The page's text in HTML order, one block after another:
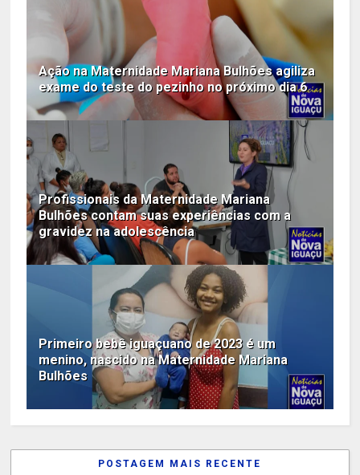
Ação na Maternidade Mariana Bulhões agiliza
exame do teste do pezinho no próximo dia 6
Profissionais da Maternidade Mariana
Bulhões contam suas experiências com a
gravidez na adolescência
Primeiro bebê iguaçuano de 2023 é um
menino, nascido na Maternidade Mariana
Bulhões
POSTAGEM MAIS RECENTE